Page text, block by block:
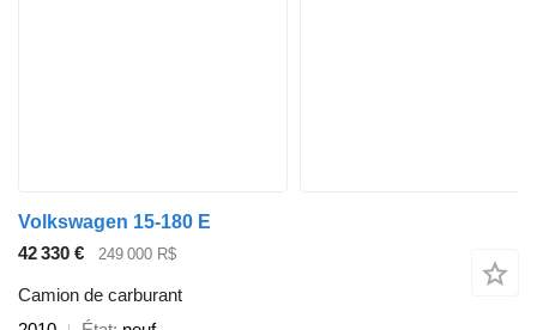
Volkswagen 15-180 E
42 330 €
249 000 R$
Camion de carburant